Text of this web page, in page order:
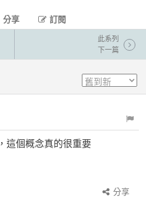
分享 訂閱
此系列
下一篇
這個概念真的很重要
分享